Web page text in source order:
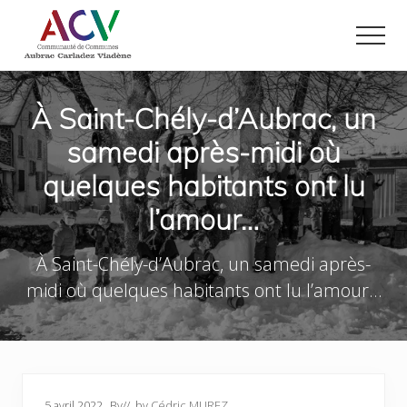
contenu
principal
pied
de
page
Site
officiel
de
la
Communauté
de
Communes
Aubrac
Carladez
Viadène
dans
nord
de
l'Aveyron
À Saint-Chély-d’Aubrac, un
samedi après-midi où
quelques habitants ont lu
l’amour…
À Saint-Chély-d’Aubrac, un samedi après-
midi où quelques habitants ont lu l’amour…